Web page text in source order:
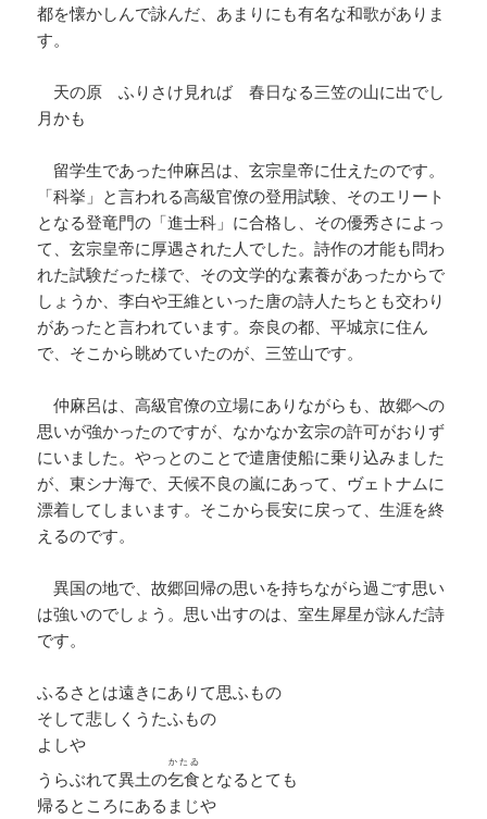
都を懐かしんで詠んだ、あまりにも有名な和歌がありま
す。
天の原 ふりさけ見れば 春日なる三笠の山に出でし
月かも
留学生であった仲麻呂は、玄宗皇帝に仕えたのです。
「科挙」と言われる高級官僚の登用試験、そのエリート
となる登竜門の「進士科」に合格し、その優秀さによっ
て、玄宗皇帝に厚遇された人でした。詩作の才能も問わ
れた試験だった様で、その文学的な素養があったからで
しょうか、李白や王維といった唐の詩人たちとも交わり
があったと言われています。奈良の都、平城京に住ん
で、そこから眺めていたのが、三笠山です。
仲麻呂は、高級官僚の立場にありながらも、故郷への
思いが強かったのですが、なかなか玄宗の許可がおりず
にいました。やっとのことで遣唐使船に乗り込みました
が、東シナ海で、天候不良の嵐にあって、ヴェトナムに
漂着してしまいます。そこから長安に戻って、生涯を終
えるのです。
異国の地で、故郷回帰の思いを持ちながら過ごす思い
は強いのでしょう。思い出すのは、室生犀星が詠んだ詩
です。
ふるさとは遠きにありて思ふもの
そして悲しくうたふもの
よしや
うらぶれて異土の乞食
かたゐ
となるとても
帰るところにあるまじや